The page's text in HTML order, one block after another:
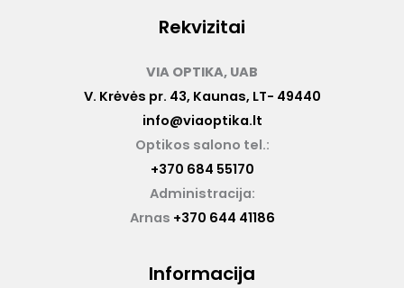
Rekvizitai
VIA OPTIKA, UAB
V. Krėvės pr. 43, Kaunas, LT- 49440
info@viaoptika.lt
Optikos salono tel.:
+370 684 55170
Administracija:
Arnas +370 644 41186
Informacija